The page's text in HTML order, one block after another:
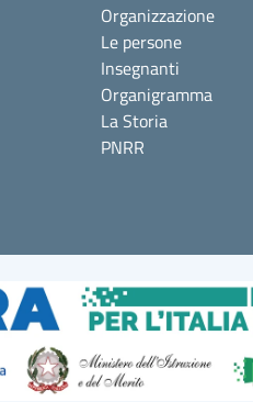
Organizzazione
Le persone
Insegnanti
Organigramma
La Storia
PNRR